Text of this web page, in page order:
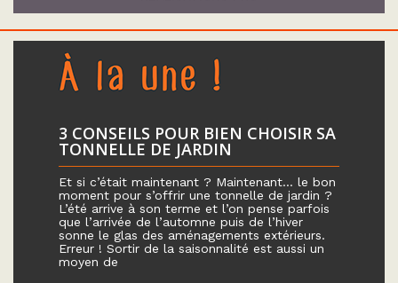
3 CONSEILS POUR BIEN CHOISIR SA
TONNELLE DE JARDIN
Et si c’était maintenant ? Maintenant… le bon
moment pour s’offrir une tonnelle de jardin ?
L’été arrive à son terme et l’on pense parfois
que l’arrivée de l’automne puis de l’hiver
sonne le glas des aménagements extérieurs.
Erreur ! Sortir de la saisonnalité est aussi un
moyen de